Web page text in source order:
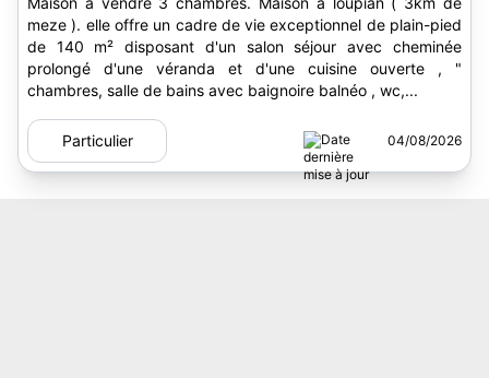
meze ). elle offre un cadre de vie exceptionnel de plain-pied
de 140 m² disposant d'un salon séjour avec cheminée
prolongé d'une véranda et d'une cuisine ouverte , "
chambres, salle de bains avec baignoire balnéo , wc,...
Particulier 04/08/2026